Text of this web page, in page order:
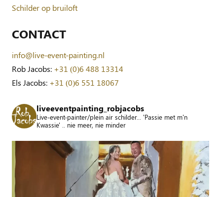
Schilder op bruiloft
CONTACT
info@live-event-painting.nl
Rob Jacobs: +31 (0)6 488 13314
Els Jacobs: +31 (0)6 551 18067
liveeventpainting_robjacobs
Live-event-painter/plein air schilder... 'Passie met m'n
Kwassie' .. nie meer, nie minder